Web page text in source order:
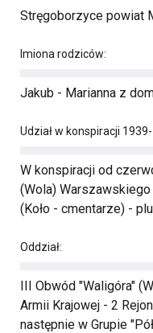
Stręgoborzyce powiat
Imiona rodziców:
Jakub - Marianna z
Udział w konspiracji
W konspiracji od
(Wola)
(Koło - cmentarze) -
Oddział:
III Obwód "Waligóra"
Armii Krajowej - 2
następnie w Grupie